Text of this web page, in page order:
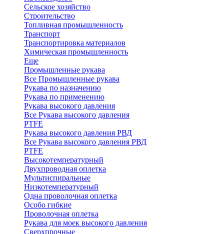
Сельское хозяйство
Строительство
Топливная промышленность
Транспорт
Транспортировка материалов
Химическая промышленность
Еще
Промышленные рукава
Все Промышленные рукава
Рукава по назначению
Рукава по применению
Рукава высокого давления
Все Рукава высокого давления
PTFE
Рукава высокого давления РВД
Все Рукава высокого давления РВД
PTFE
Высокотемпературный
Двухпроводная оплетка
Мультиспиральные
Низкотемпературный
Одна проволочная оплетка
Особо гибкие
Проволочная оплетка
Рукава для моек высокого давления
Сверхпрочные